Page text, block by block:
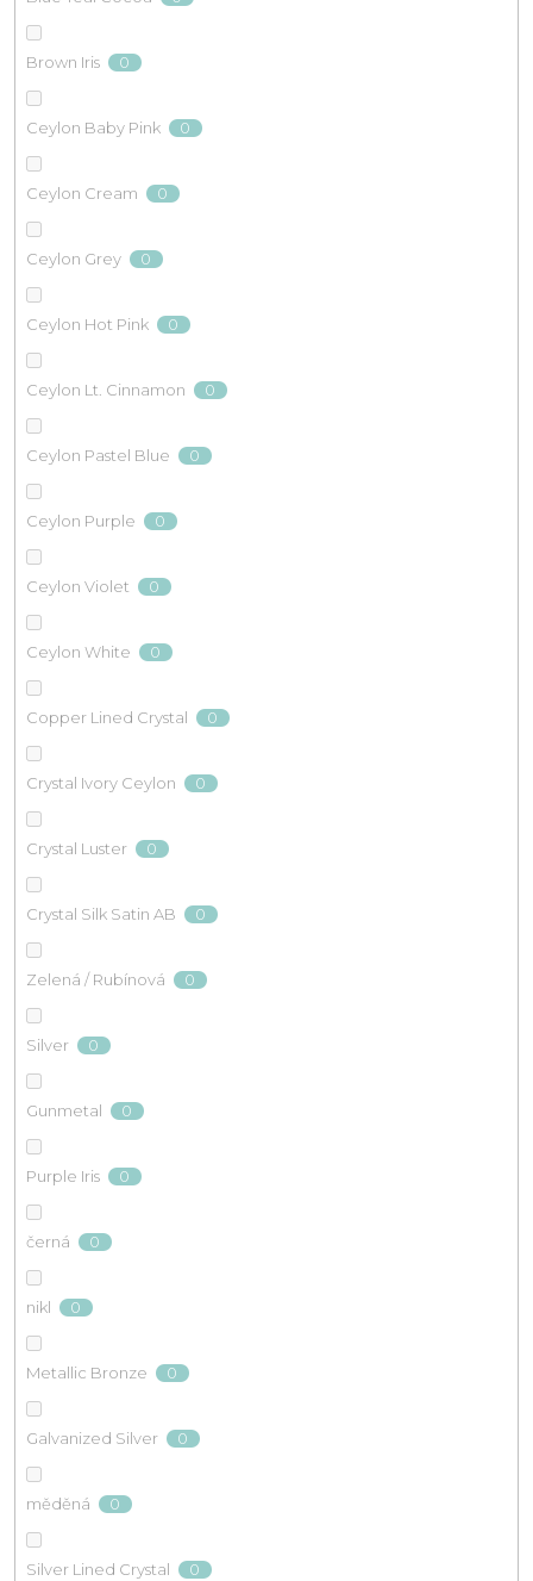
Brown Iris 0
Ceylon Baby Pink 0
Ceylon Cream 0
Ceylon Grey 0
Ceylon Hot Pink 0
Ceylon Lt. Cinnamon 0
Ceylon Pastel Blue 0
Ceylon Purple 0
Ceylon Violet 0
Ceylon White 0
Copper Lined Crystal 0
Crystal Ivory Ceylon 0
Crystal Luster 0
Crystal Silk Satin AB 0
Zelená / Rubínová 0
Silver 0
Gunmetal 0
Purple Iris 0
černá 0
nikl 0
Metallic Bronze 0
Galvanized Silver 0
měděná 0
Silver Lined Crystal 0